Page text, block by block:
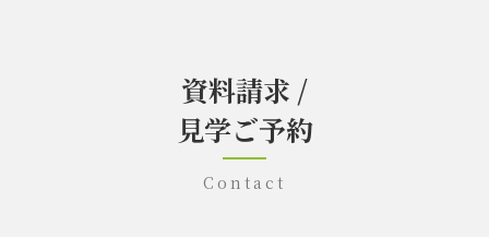
資料請求 /
見学ご予約
Contact